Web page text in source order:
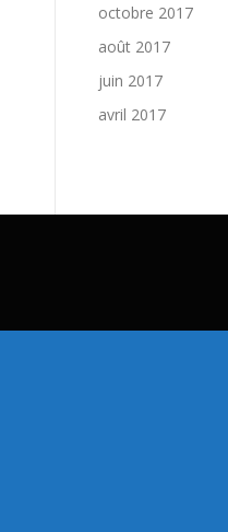
octobre 2017
août 2017
juin 2017
avril 2017